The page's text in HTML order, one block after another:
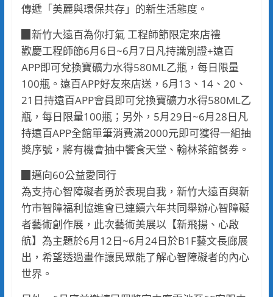
傳遞「美麗與環保共存」的新生活態度。
▉新竹大遠百為你打氣 工程師節限定來店禮
歡慶工程師節6月6日~6月7日凡持識別證+遠百
APP即可兌換寶礦力水得580ML乙瓶，每日限量
100瓶。遠百APP好友來店送，6月13、14、20、
21日持遠百APP會員即可兌換寶礦力水得580ML乙
瓶，每日限量100瓶；另外，5月29日~6月28日凡
持遠百APP全館單筆消費滿2000元即可獲得一組抽
獎序號，將有機會抽中饗食天堂、翰林茶館餐券。
▉邁向60公益愛同行
為支持心智障礙者勇於表現自我，新竹大遠百與新
竹市智障福利協進會已連續六年共同舉辦心智障礙
者藝術創作展，此次藝術美展以【新飛揚、心啟
航】為主題於6月12日~6月24日於B1F藝文長廊展
出，希望透過畫作讓民眾能了解心智障礙者的內心
世界。